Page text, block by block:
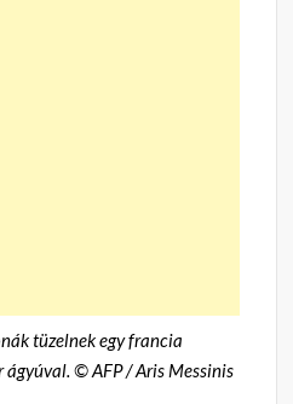
tüzelnek egy francia
© AFP / Aris Messinis